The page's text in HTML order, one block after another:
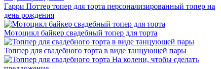
Гарри Поттер топер для торта персонализированный топер на
день рождения
Мотоцикл байкер свадебный топер для торта
Топпер для свадебного торта в виде танцующей пары